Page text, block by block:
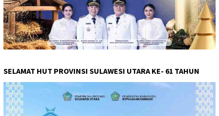
SELAMAT HUT PROVINSI SULAWESI UTARA KE- 61 TAHUN